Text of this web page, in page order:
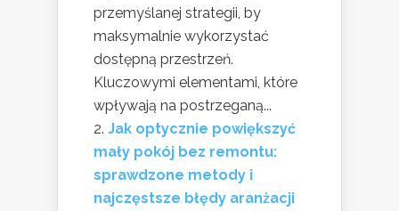
przemyślanej strategii, by
maksymalnie wykorzystać
dostępną przestrzeń.
Kluczowymi elementami, które
wpływają na postrzeganą...
Jak optycznie powiększyć
mały pokój bez remontu:
sprawdzone metody i
najczęstsze błędy aranżacji